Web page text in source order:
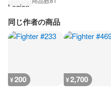
同じ作者の商品
¥200 ¥2,700